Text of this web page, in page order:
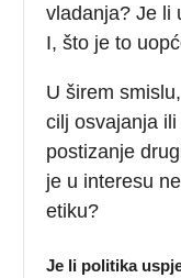
vladanja? Je li
I, što je to
U širem
cilj osvajanja
postizanje
je u interesu
etiku?
Je li politika